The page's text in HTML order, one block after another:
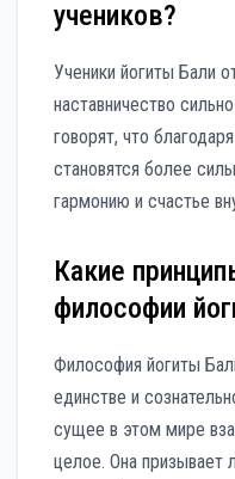
учеников?
Ученики йогиты Бали
наставничество
говорят, что
становятся более
гармонию и счастье
Какие
философии
Философия йогиты
единстве и
сущее в этом мире
целое. Она призывает